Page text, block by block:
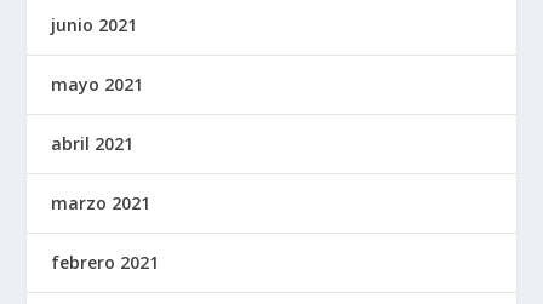
junio 2021
mayo 2021
abril 2021
marzo 2021
febrero 2021